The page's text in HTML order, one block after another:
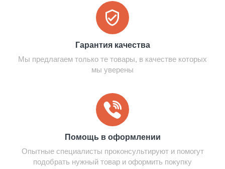
Гарантия качества
Мы предлагаем только те товары, в качестве которых
мы уверены
Помощь в оформлении
Опытные специалисты проконсультируют и помогут
подобрать нужный товар и оформить покупку